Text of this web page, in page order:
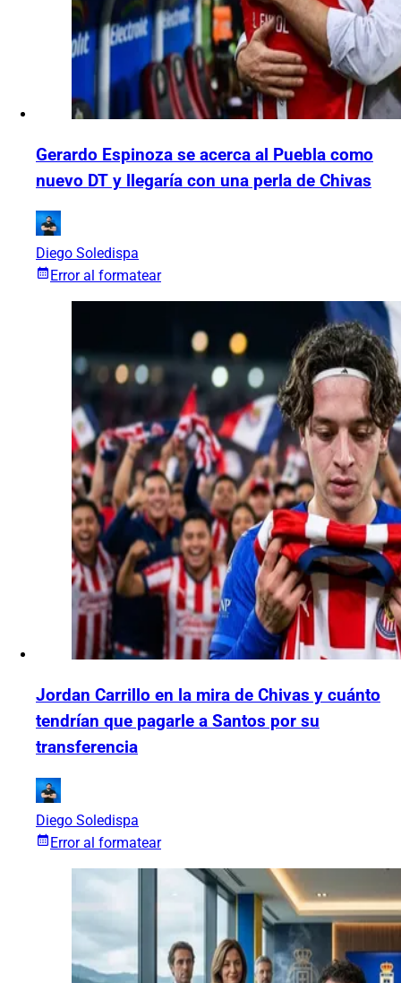
Gerardo Espinoza se acerca al Puebla como
nuevo DT y llegaría con una perla de Chivas
Diego Soledispa
Error al formatear
Jordan Carrillo en la mira de Chivas y cuánto
tendrían que pagarle a Santos por su
transferencia
Diego Soledispa
Error al formatear